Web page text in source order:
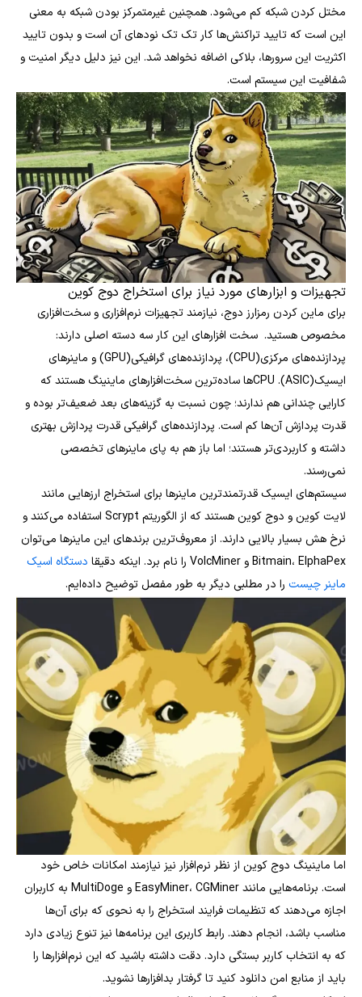
مختل کردن شبکه کم می‌شود. همچنین غیرمتمرکز بودن شبکه به معنی
این است که تایید تراکنش‌ها کار تک تک نودهای آن است و بدون تایید
اکثریت این سرورها، بلاکی اضافه نخواهد شد. این نیز دلیل دیگر امنیت و
شفافیت این سیستم است.
تجهیزات و ابزارهای مورد نیاز برای استخراج دوج کوین
برای ماین کردن رمزارز دوج، نیازمند تجهیزات نرم‌افزاری و سخت‌افزاری
مخصوص هستید.سخت افزارهای این کار سه دسته اصلی دارند:
پردازنده‌های مرکزی(CPU)، پردازنده‎‌های گرافیکی(GPU) و ماینرهای
ایسیک(ASIC).
CPUها ساده‌ترین سخت‌افزارهای ماینینگ هستند که
کارایی چندانی هم ندارند؛ چون نسبت به گزینه‌های بعد ضعیف‌تر بوده و
قدرت پردازش آن‌ها کم است.پردازنده‌های گرافیکی قدرت پردازش بهتری
داشته و کاربردی‌تر هستند؛ اما باز هم به پای ماینرهای تخصصی
نمی‌رسند.
سیستم‌های ایسیک قدرتمندترین ماینرها برای استخراج ارزهایی مانند
لایت کوین و دوج کوین هستند که از الگوریتم Scrypt استفاده می‌کنند و
نرخ هش بسیار بالایی دارند. از معروف‌ترین برندهای این ماینرها می‌توان
Bitmain، ElphaPex و VolcMiner را نام برد. اینکه‌ دقیقا
دستگاه اسیک
ماینر چیسترا در مطلبی دیگر به طور مفصل توضیح داده‌ایم.
اما ماینینگ دوج کوین از نظر نرم‌افزار نیز نیازمند امکانات خاص خود
است. برنامه‌هایی مانند EasyMiner، CGMiner و MultiDoge به کاربران
اجازه می‌دهند که تنظیمات فرایند استخراج را به نحوی که برای آن‌ها
مناسب باشد، انجام دهند. رابط کاربری این برنامه‌ها نیز تنوع زیادی دارد
که به انتخاب کاربر بستگی دارد. دقت داشته باشید که این نرم‌افزارها را
باید از منابع امن دانلود کنید تا گرفتار بدافزارها نشوید.